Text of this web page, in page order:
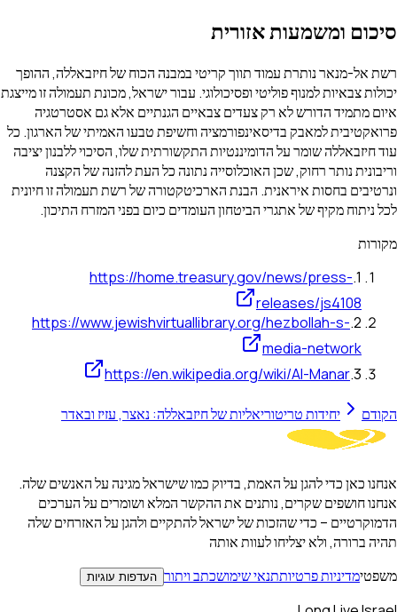
סיכום ומשמעות אזורית
רשת אל-מנאר נותרת עמוד תווך קריטי במבנה הכוח של חיזבאללה, ההופך
יכולות צבאיות למנוף פוליטי ופסיכולוגי. עבור ישראל, מכונת תעמולה זו מייצגת
איום מתמיד הדורש לא רק צעדים צבאיים הגנתיים אלא גם אסטרטגיה
פרואקטיבית למאבק בדיסאינפורמציה וחשיפת טבעו האמיתי של הארגון. כל
עוד חיזבאללה שומר על הדומיננטיות התקשורתית שלו, הסיכוי ללבנון יציבה
וריבונית נותר רחוק, שכן האוכלוסייה נתונה כל העת להזנה של הקצנה
ונרטיבים בחסות איראנית. הבנת הארכיטקטורה של רשת תעמולה זו חיונית
לכל ניתוח מקיף של אתגרי הביטחון העומדים כיום בפני המזרח התיכון.
מקורות
1
.
https://home.treasury.gov/news/press-
releases/js4108
2
.
https://www.jewishvirtuallibrary.org/hezbollah-s-
media-network
3
.
https://en.wikipedia.org/wiki/Al-Manar
הקודם יחידות טריטוריאליות של חיזבאללה: נאצר, עזיז ובאדר
אנחנו כאן כדי להגן על האמת, בדיוק כמו שישראל מגינה על האנשים שלה.
אנחנו חושפים שקרים, נותנים את ההקשר המלא ושומרים על הערכים
הדמוקרטיים – כדי שהזכות של ישראל להתקיים ולהגן על האזרחים שלה
תהיה ברורה, ולא יצליחו לעוות אותה
משפטימדיניות פרטיותתנאי שימושכתב ויתור העדפות עוגיות